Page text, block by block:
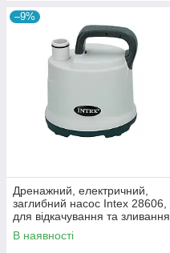
–9%
Дренажний, електричний,
заглибний насос Intex 28606,
для відкачування та зливання
води з басейну 3 585 л/год
В наявності